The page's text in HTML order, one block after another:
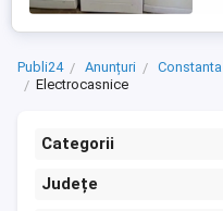
Publi24 Anunțuri Constanta
Electrocasnice
Categorii
Județe